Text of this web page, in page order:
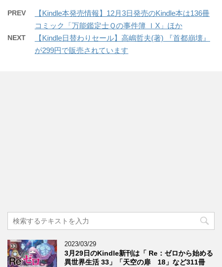
PREV
【Kindle本発売情報】12月3日発売のKindle本は136冊
コミック「万能鑑定士Ｑの事件簿 ＩX」ほか
NEXT
【Kindle日替わりセール】高嶋哲夫(著) 『首都崩壊』
が299円で販売されています
2023/03/29
3月29日のKindle新刊は「 Re：ゼロから始める
異世界生活 33」「天空の扉 18」など311冊